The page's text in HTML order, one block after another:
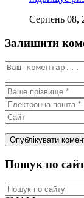
Серпень 08,
Залишити
Пошук по